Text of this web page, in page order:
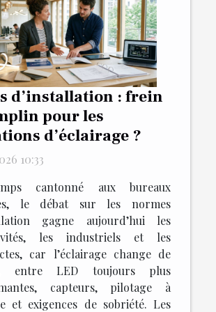
d’installation : frein
pour les
d’éclairage ?
10:33
cantonné aux bureaux
le débat sur les normes
gagne aujourd’hui les
les industriels et les
car l’éclairage change de
entre LED toujours plus
capteurs, pilotage à
et exigences de sobriété. Les